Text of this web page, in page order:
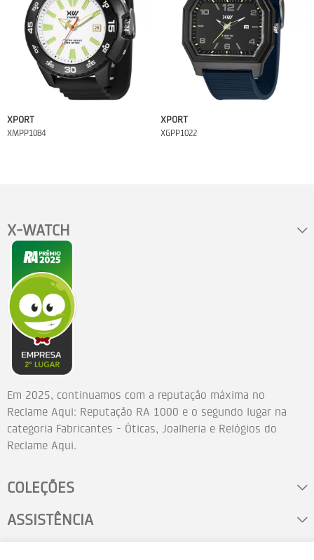
XPORT
XMPP1084
XPORT
XGPP1022
X-WATCH
Em 2025, continuamos com a reputação máxima no
Reclame Aqui: Reputação RA 1000 e o segundo lugar na
categoria Fabricantes - Óticas, Joalheria e Relógios do
Reclame Aqui.
COLEÇÕES
ASSISTÊNCIA